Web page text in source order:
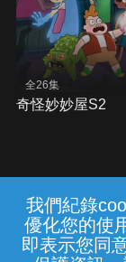
我們紀錄
優化您的使
即表示您同
全26集
奇怪妙妙屋S2
常見問題